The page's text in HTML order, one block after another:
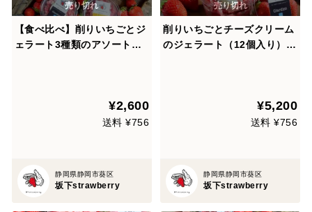
【食べ比べ】削りいちごとジ
ェラート3種類のアソートパ
¥2,600
送料 ¥756
静岡県静岡市葵区
坂下strawberry
削りいちごとチーズクリーム
のジェラート（12個入り）熨
¥5,200
送料 ¥756
静岡県静岡市葵区
坂下strawberry